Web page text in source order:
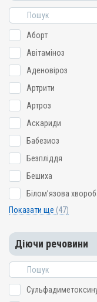
Аборт
Авітаміноз
Аденовіроз
Артрити
Артроз
Аскариди
Бабезиоз
Безпліддя
Бешиха
Білом’язова
Показати ще (47)
Діючи речовини
Сульфадиметоксину